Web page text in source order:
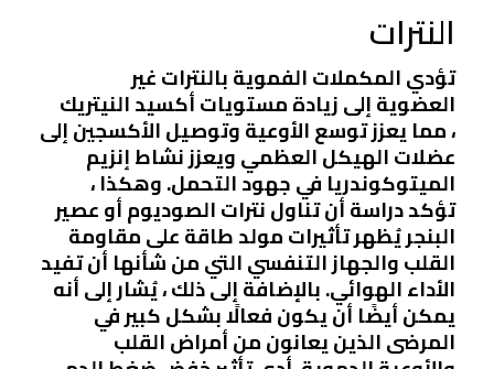
النترات
تؤدي المكملات الفموية بالنترات غير
العضوية إلى زيادة مستويات أكسيد النيتريك
، مما يعزز توسع الأوعية وتوصيل الأكسجين إلى
عضلات الهيكل العظمي ويعزز نشاط إنزيم
الميتوكوندريا في جهود التحمل. وهكذا ،
تؤكد دراسة أن تناول نترات الصوديوم أو عصير
البنجر يُظهر تأثيرات مولد طاقة على مقاومة
القلب والجهاز التنفسي التي من شأنها أن تفيد
الأداء الهوائي. بالإضافة إلى ذلك ، يُشار إلى أنه
يمكن أيضًا أن يكون فعالًا بشكل كبير في
المرضى الذين يعانون من أمراض القلب